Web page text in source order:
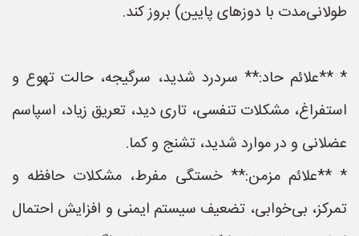
طولانی‌مدت با دوزهای پایین) بروز کند.
* **علائم حاد:** سردرد شدید، سرگیجه، حالت تهوع و
استفراغ، مشکلات تنفسی، تاری دید، تعریق زیاد، اسپاسم
عضلانی و در موارد شدید، تشنج و کما.
* **علائم مزمن:** خستگی مفرط، مشکلات حافظه و
تمرکز، بی‌خوابی، تضعیف سیستم ایمنی و افزایش احتمال